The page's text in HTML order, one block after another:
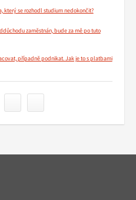
který se rozhodl studium nedokončit?
zaměstnán, bude za mě po tuto
případně podnikat. Jak je to s platbami